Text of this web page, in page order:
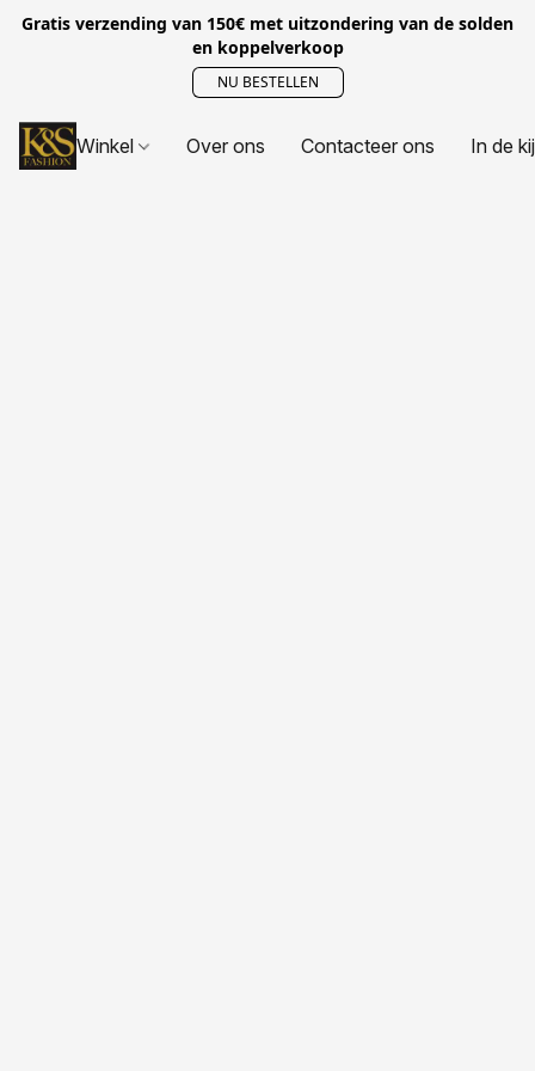
Gratis verzending van 150€ met uitzondering van de solden
en koppelverkoop
NU BESTELLEN
Winkel Over ons Contacteer ons In de